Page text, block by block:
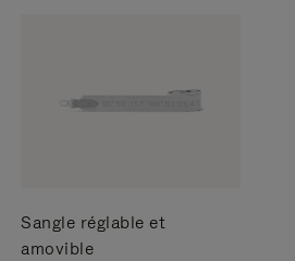
Sangle réglable et
amovible